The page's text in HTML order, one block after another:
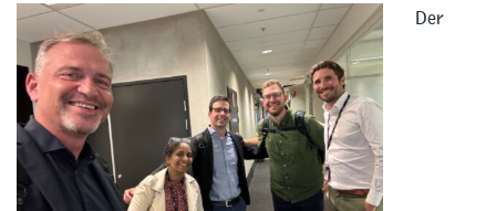
Der